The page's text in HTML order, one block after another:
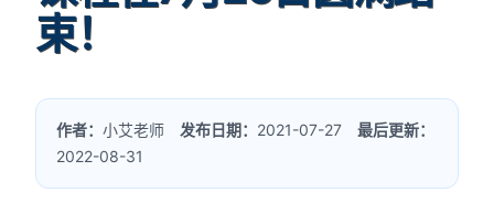
束！
作者：小艾老师 发布日期： 2021-07-27最后更新：
2022-08-31